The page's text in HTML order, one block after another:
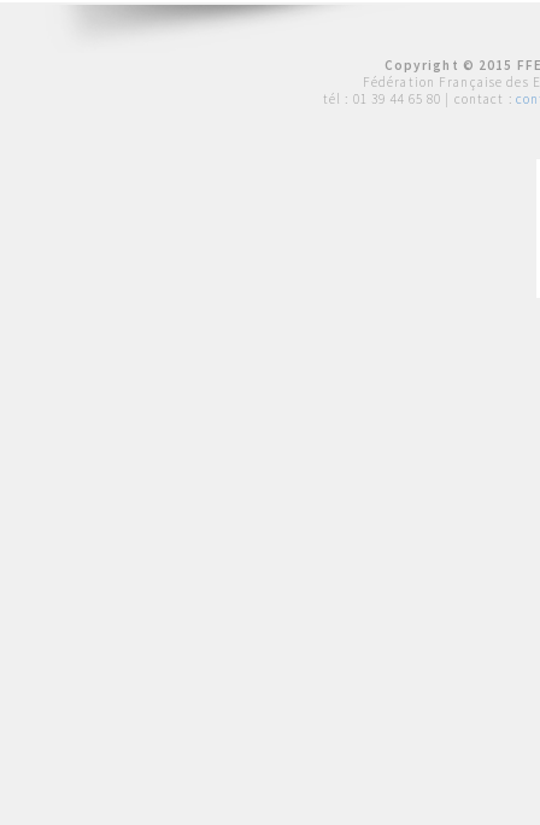
Copyright © 2015
Fédération Française des
tél : 01 39 44 65 80 | contact :